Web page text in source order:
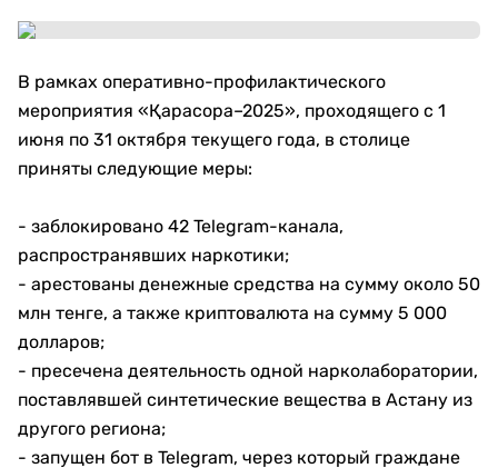
В рамках оперативно-профилактического
мероприятия «Қарасора–2025», проходящего с 1
июня по 31 октября текущего года, в столице
приняты следующие меры:
- заблокировано 42 Telegram-канала,
распространявших наркотики;
- арестованы денежные средства на сумму около 50
млн тенге, а также криптовалюта на сумму 5 000
долларов;
- пресечена деятельность одной нарколаборатории,
поставлявшей синтетические вещества в Астану из
другого региона;
- запущен бот в Telegram, через который граждане